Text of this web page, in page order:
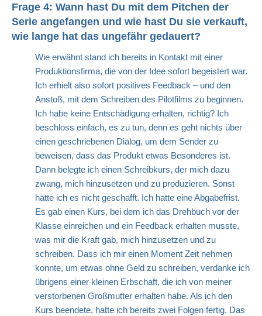
Frage 4: Wann hast Du mit dem Pitchen der
Serie angefangen und wie hast Du sie verkauft,
wie lange hat das ungefähr gedauert?
Wie erwähnt stand ich bereits in Kontakt mit einer
Produktionsfirma, die von der Idee sofort begeistert war.
Ich erhielt also sofort positives Feedback – und den
Anstoß, mit dem Schreiben des Pilotfilms zu beginnen.
Ich habe keine Entschädigung erhalten, richtig? Ich
beschloss einfach, es zu tun, denn es geht nichts über
einen geschriebenen Dialog, um dem Sender zu
beweisen, dass das Produkt etwas Besonderes ist.
Dann belegte ich einen Schreibkurs, der mich dazu
zwang, mich hinzusetzen und zu produzieren. Sonst
hätte ich es nicht geschafft. Ich hatte eine Abgabefrist.
Es gab einen Kurs, bei dem ich das Drehbuch vor der
Klasse einreichen und ein Feedback erhalten musste,
was mir die Kraft gab, mich hinzusetzen und zu
schreiben. Dass ich mir einen Moment Zeit nehmen
konnte, um etwas ohne Geld zu schreiben, verdanke ich
übrigens einer kleinen Erbschaft, die ich von meiner
verstorbenen Großmutter erhalten habe. Als ich den
Kurs beendete, hatte ich bereits zwei Folgen fertig. Das